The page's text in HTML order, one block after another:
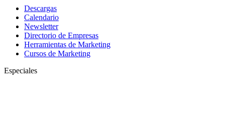
Descargas
Calendario
Newsletter
Directorio de Empresas
Herramientas de Marketing
Cursos de Marketing
Especiales